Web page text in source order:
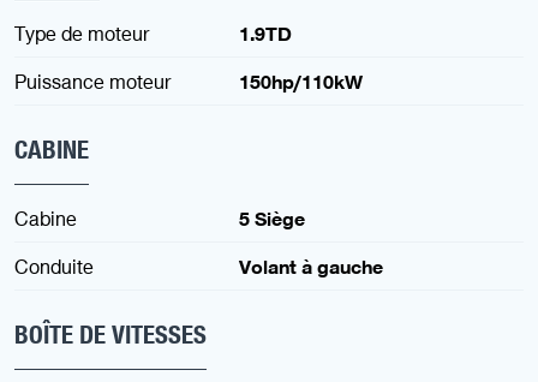
Type de moteur
1.9TD
Puissance moteur
150hp/110kW
CABINE
Cabine
5 Siège
Conduite
Volant à gauche
BOÎTE DE VITESSES